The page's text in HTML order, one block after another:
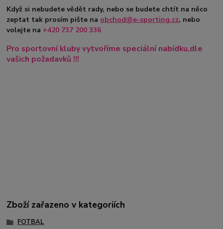
Když si nebudete vědět rady, nebo se budete chtít na něco
zeptat tak prosím pište na obchod@e-sporting.cz, nebo
volejte na +420 737 200 336
Pro sportovní kluby vytvoříme speciální nabídku,dle
vašich požadavků !!!
Zboží zařazeno v kategoriích
FOTBAL